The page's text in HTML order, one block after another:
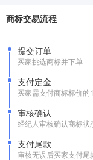
商标交易流程
提交订单
买家挑选商标并下单
支付定金
买家需支付商标标价的
审核确认
经纪人审核确认商标状
支付尾款
审核无误后买家支付尾